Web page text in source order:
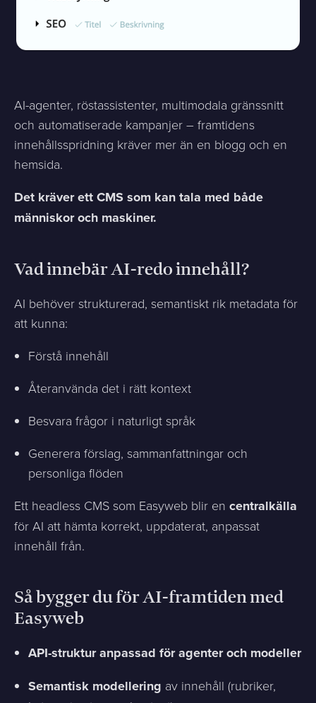
AI-agenter, röstassistenter, multimodala gränssnitt
och automatiserade kampanjer – framtidens
innehållsspridning kräver mer än en blogg och en
hemsida.
Det kräver ett CMS som kan tala med både
människor och maskiner.
Vad innebär AI-redo innehåll?
AI behöver strukturerad, semantiskt rik metadata för
att kunna:
Förstå innehåll
Återanvända det i rätt kontext
Besvara frågor i naturligt språk
Generera förslag, sammanfattningar och
personliga flöden
Ett headless CMS som Easyweb blir en centralkälla
för AI att hämta korrekt, uppdaterat, anpassat
innehåll från.
Så bygger du för AI-framtiden med
Easyweb
API-struktur anpassad för agenter och modeller
Semantisk modellering av innehåll (rubriker,